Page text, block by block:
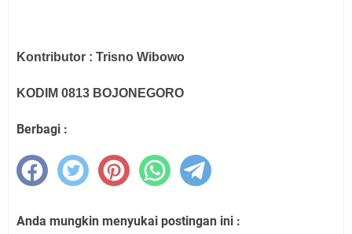
Kontributor : Trisno Wibowo
KODIM 0813 BOJONEGORO
Berbagi :
Anda mungkin menyukai postingan ini :